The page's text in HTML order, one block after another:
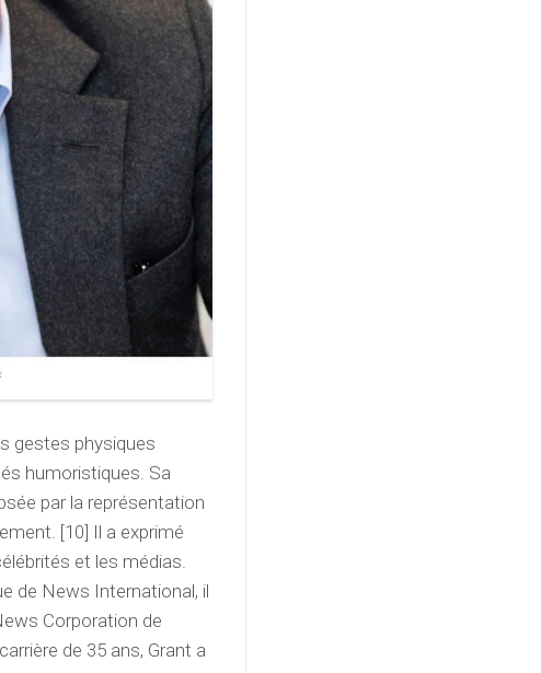
gestes physiques
humoristiques. Sa
par la représentation
[10] Il a exprimé
et les médias.
de News International, il
Corporation de
de 35 ans, Grant a